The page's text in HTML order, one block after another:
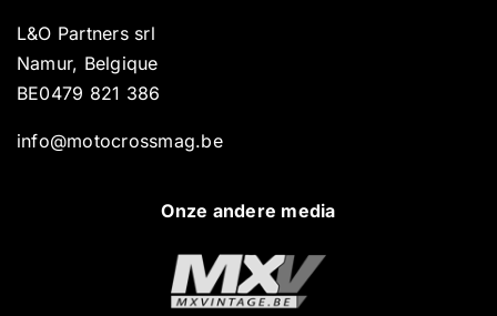
L&O Partners srl
Namur, Belgique
BE0479 821 386
info@motocrossmag.be
Onze andere media